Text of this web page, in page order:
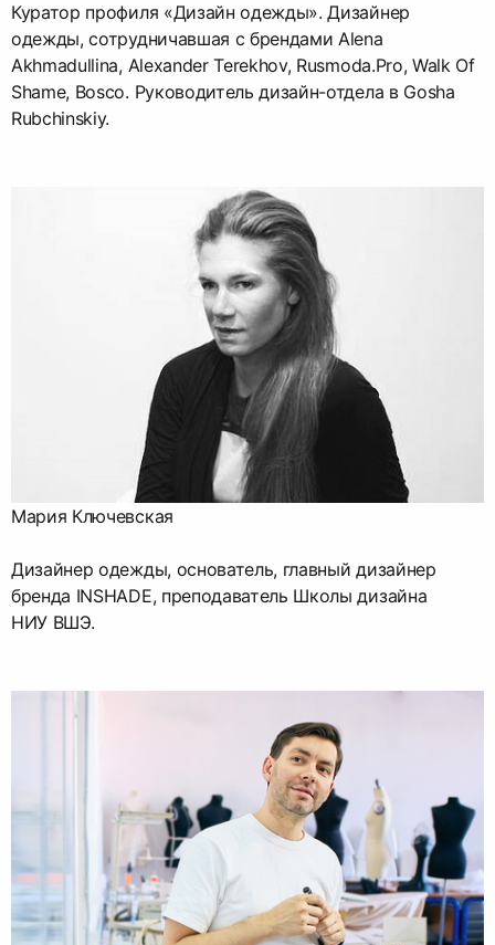
Куратор профиля «Дизайн одежды». Дизайнер
одежды, сотрудничавшая с брендами Alena
Akhmadullina, Alexander Terekhov, Rusmoda.Pro, Walk Of
Shame, Bosco. Руководитель дизайн-отдела в Gosha
Rubchinskiy.
Мария Ключевская
Дизайнер одежды, основатель, главный дизайнер
бренда INSHADE, преподаватель Школы дизайна
НИУ ВШЭ.